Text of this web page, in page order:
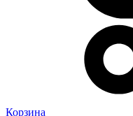
Корзина